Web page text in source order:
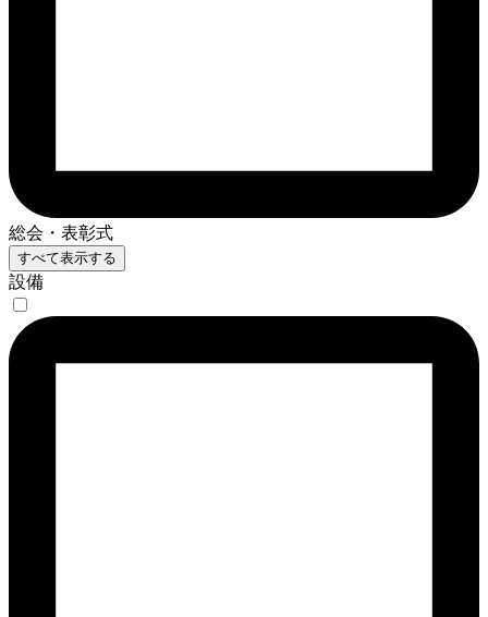
総会・表彰式
すべて表示する
設備